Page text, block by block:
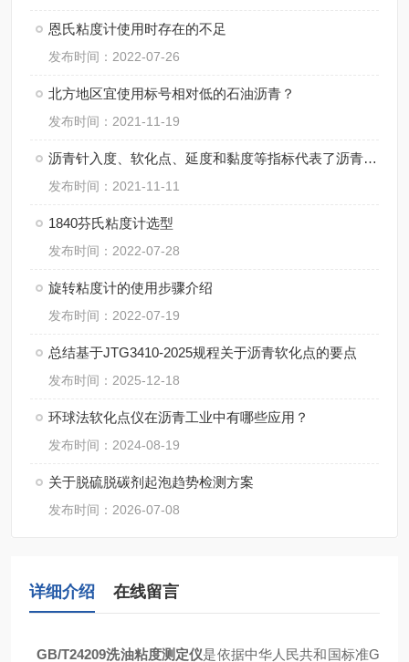
恩氏粘度计使用时存在的不足
发布时间：2022-07-26
北方地区宜使用标号相对低的石油沥青？
发布时间：2021-11-19
沥青针入度、软化点、延度和黏度等指标代表了沥青的什么性能？
发布时间：2021-11-11
1840芬氏粘度计选型
发布时间：2022-07-28
旋转粘度计的使用步骤介绍
发布时间：2022-07-19
总结基于JTG3410-2025规程关于沥青软化点的要点
发布时间：2025-12-18
环球法软化点仪在沥青工业中有哪些应用？
发布时间：2024-08-19
关于脱硫脱碳剂起泡趋势检测方案
发布时间：2026-07-08
详细介绍 在线留言
GB/T24209洗油粘度测定仪是依据中华人民共和国标准G